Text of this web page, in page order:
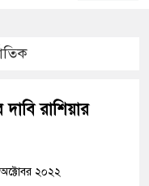
রাশিয়ার
২০২২